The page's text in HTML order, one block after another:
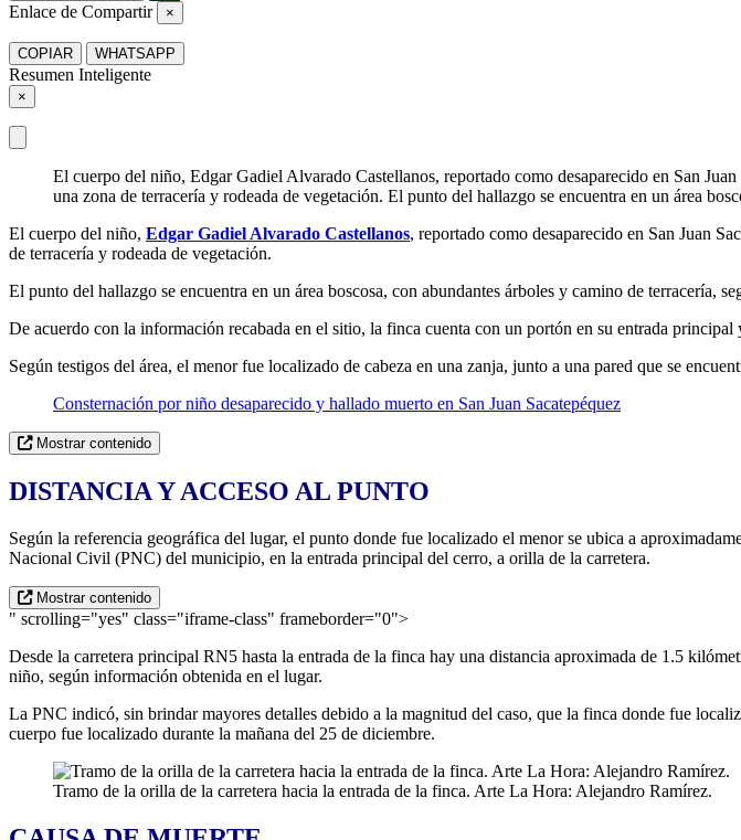
Enlace de Compartir ×
COPIAR WHATSAPP
Resumen Inteligente
×
El cuerpo del niño, Edgar Gadiel Alvarado Castellanos, reportado como desaparecido en San
una zona de terracería y rodeada de vegetación. El punto del hallazgo se encuentra en un área
El cuerpo del niño, Edgar Gadiel Alvarado Castellanos, reportado como desaparecido en San Juan
de terracería y rodeada de vegetación.
El punto del hallazgo se encuentra en un área boscosa, con abundantes árboles y camino de terracería,
De acuerdo con la información recabada en el sitio, la finca cuenta con un portón en su entrada principal
Según testigos del área, el menor fue localizado de cabeza en una zanja, junto a una pared que se
Consternación por niño desaparecido y hallado muerto en San Juan Sacatepéquez
Mostrar contenido
DISTANCIA Y ACCESO AL PUNTO
Según la referencia geográfica del lugar, el punto donde fue localizado el menor se ubica a
Nacional Civil (PNC) del municipio, en la entrada principal del cerro, a orilla de la carretera.
Mostrar contenido
" scrolling="yes" class="iframe-class" frameborder="0">
Desde la carretera principal RN5 hasta la entrada de la finca hay una distancia aproximada de 1.5
niño, según información obtenida en el lugar.
La PNC indicó, sin brindar mayores detalles debido a la magnitud del caso, que la finca donde fue
cuerpo fue localizado durante la mañana del 25 de diciembre.
Tramo de la orilla de la carretera hacia la entrada de la finca. Arte La Hora: Alejandro Ramírez.